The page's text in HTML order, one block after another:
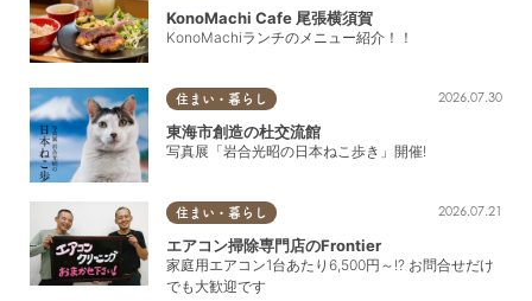
KonoMachi Cafe 尾張横須賀
KonoMachiランチのメニュー紹介！！
住まい・暮らし 2026.07.30
東海市創造の杜交流館
写真展「岩合光昭の日本ねこ歩き」開催!
住まい・暮らし 2026.07.21
エアコン掃除専門店のFrontier
家庭用エアコン1台あたり6,500円～!? お問合せだけ
でも大歓迎です